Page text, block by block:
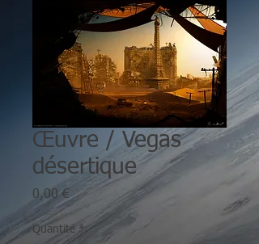
Œuvre / Vegas
désertique
0,00 €Prix
Quantité *